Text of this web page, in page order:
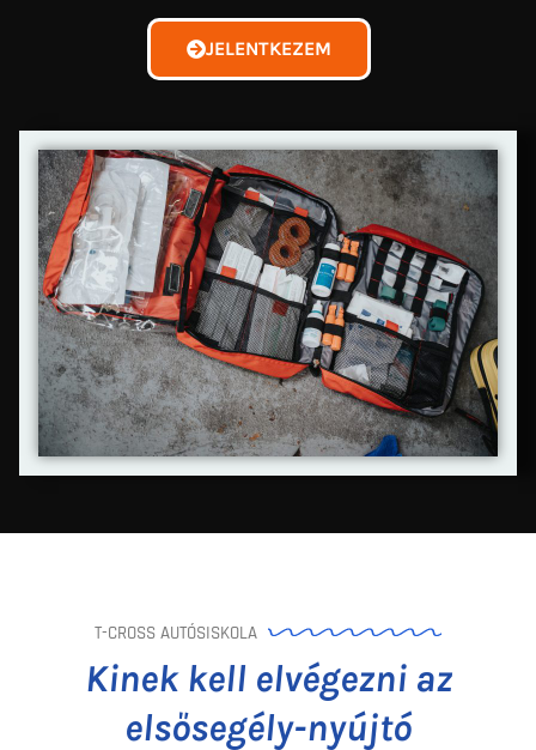
JELENTKEZEM
T-CROSS AUTÓSISKOLA
Kinek kell elvégezni az
elsősegély-nyújtó